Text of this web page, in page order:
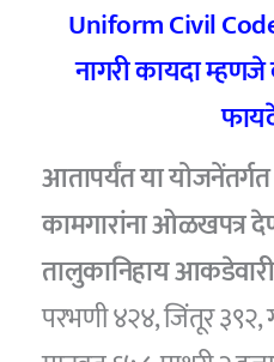
Uniform Civil
नागरी कायदा
आतापर्यंत या
कामगारांना ओळखपत्र
तालुकानिहाय
परभणी ४२४, जिंतूर